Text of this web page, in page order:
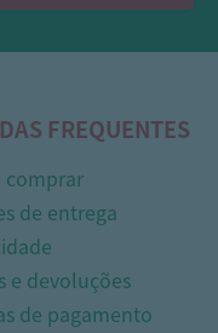
FREQUENTES
comprar
de entrega
e devoluções
de pagamento